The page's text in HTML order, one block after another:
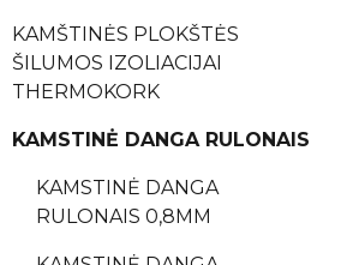
KAMŠTINĖS PLOKŠTĖS
ŠILUMOS IZOLIACIJAI
THERMOKORK
KAMSTINĖ DANGA RULONAIS
KAMSTINĖ DANGA
RULONAIS 0,8MM